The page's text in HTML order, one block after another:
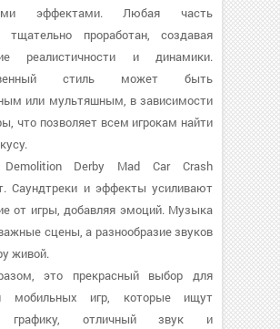
эффектами. Любая часть
тщательно проработан, создавая
реалистичности и динамики.
стиль может быть
или мультяшным, в зависимости
что позволяет всем игрокам найти
Derby Mad Car Crash
Саундтреки и эффекты усиливают
от игры, добавляя эмоций. Музыка
сцены, а разнообразие звуков
живой.
это прекрасный выбор для
мобильных игр, которые ищут
графику, отличный звук и